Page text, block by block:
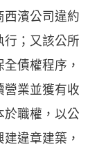
西濱公司違約
行；又該公所
債權程序，
營業並獲有收
於職權，以公
違章建築，